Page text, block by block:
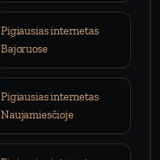
Pigiausias internetas
Bajoruose
Pigiausias internetas
Naujamiesčioje